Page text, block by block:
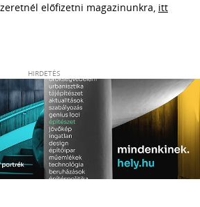
előfizetni magazinunkra, itt
HIRDETÉS